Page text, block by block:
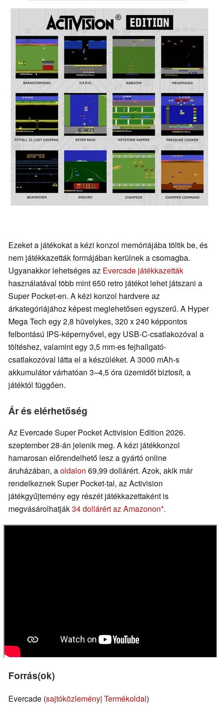
Ezeket a játékokat a kézi konzol memóriájába töltik be, és
nem játékkazetták formájában kerülnek a csomagba.
Ugyanakkor lehetséges az Evercade játékkazetták
használatával több mint 650 retro játékot lehet játszani a
Super Pocket-en. A kézi konzol hardvere az
árkategóriájához képest meglehetősen egyszerű. A Hyper
Mega Tech egy 2,8 hüvelykes, 320 x 240 képpontos
felbontású IPS-képernyővel, egy USB-C-csatlakozóval a
töltéshez, valamint egy 3,5 mm-es fejhallgató-
csatlakozóval látta el a készüléket. A 3000 mAh-s
akkumulátor várhatóan 3–4,5 óra üzemidőt biztosít, a
játéktól függően.
Ár és elérhetőség
Az Evercade Super Pocket Activision Edition 2026.
szeptember 28-án jelenik meg. A kézi játékkonzol
hamarosan előrendelhető lesz a gyártó online
áruházában, aoldalon 69,99 dollárért. Azok, akik már
rendelkeznek Super Pocket-tal, az Activision
játékgyűjtemény egy részét játékkazettaként is
megvásárolhatják34 dollárért az Amazonon .
Forrás(ok)
Evercade (sajtóközlemény| Termékoldal)